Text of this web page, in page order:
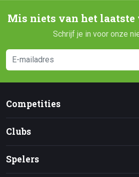
Mis niets van het laatste
Schrijf je in voor onze
Competities
Clubs
Spelers